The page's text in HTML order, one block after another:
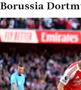
Borussia